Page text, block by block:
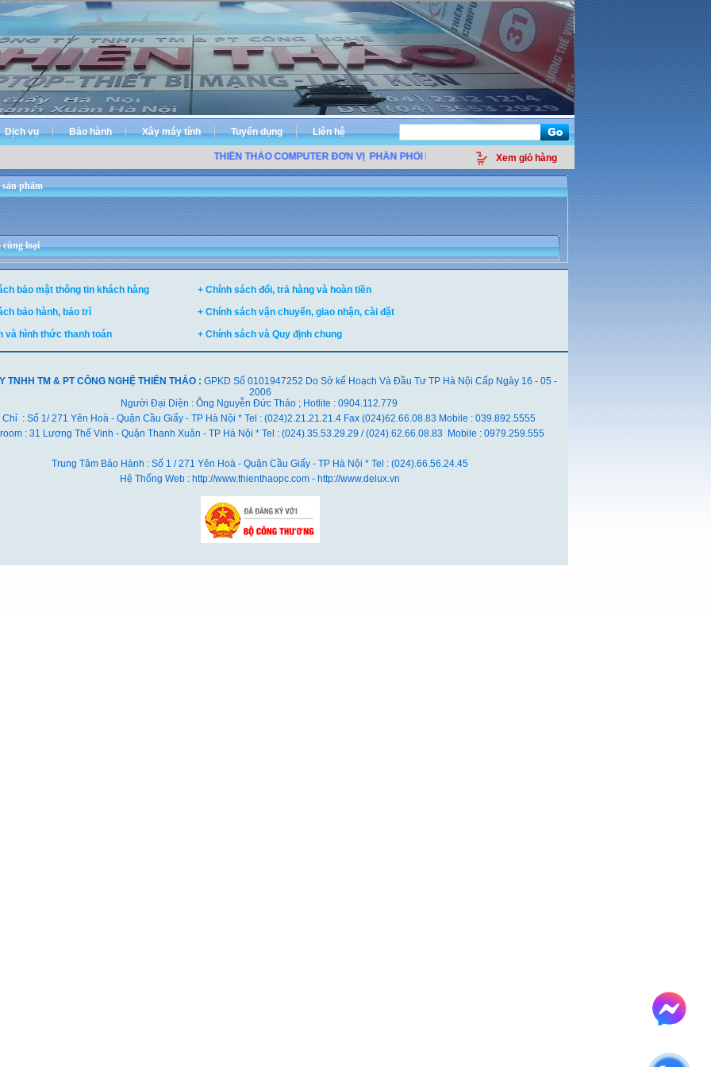
Dịch vụ Bảo hành Xây máy tính Tuyển dụng Liên hệ
THIÊN THẢO COMPUTER ĐƠN VỊ PHÂN PHỐI LINH KIỆN ĐIỆN TỬ MÁY TÍNH - THIẾT BỊ VĂN PHÒNG - GIẢI
Xem giỏ hàng
phẩm
loại
bảo mật thông tin khách hàng
+ Chính sách đổi, trả hàng và hoàn tiền
bảo hành, bảo trì
+ Chính sách vận chuyển, giao nhận, cài đặt
và hình thức thanh toán
+ Chính sách và Quy định chung
TNHH TM & PT CÔNG NGHỆ THIÊN THẢO : GPKD Số 0101947252 Do Sở kế Hoạch Và Đầu Tư TP Hà Nội Cấp Ngày 16 - 05 -
2006
Người Đại Diện : Ông Nguyễn Đức Thảo ; Hotlite : 0904.112.779
: Số 1/ 271 Yên Hoà - Quận Cầu Giấy - TP Hà Nội * Tel : (024)2.21.21.21.4 Fax (024)62.66.08.83 Mobile : 039.892.5555
: 31 Lương Thế Vinh - Quận Thanh Xuân - TP Hà Nội * Tel : (024).35.53.29.29 / (024).62.66.08.83 Mobile : 0979.259.555
Trung Tâm Bảo Hành : Số 1 / 271 Yên Hoà - Quận Cầu Giấy - TP Hà Nội * Tel : (024).66.56.24.45
Hệ Thống Web : http://www.thienthaopc.com - http://www.delux.vn